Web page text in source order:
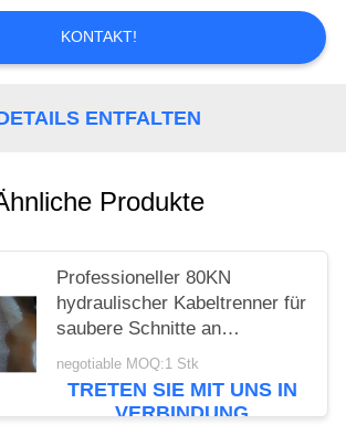
KONTAKT!
ENTFALTEN
Produkte
Professioneller 80KN
hydraulischer Kabeltrenner für
saubere Schnitte an
Hochspannungs- und
Kupferkabeln
negotiable MOQ:1 Stk
TRETEN SIE MIT UNS IN
VERBINDUNG